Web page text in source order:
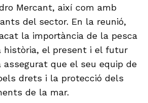
Mercant, així com amb
del sector. En la reunió,
la importància de la pesca
història, el present i el futur
assegurat que el seu equip de
drets i la protecció dels
de la mar.